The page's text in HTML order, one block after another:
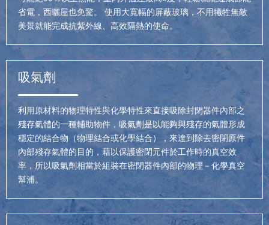
省電，西曬屋也免驚。 使用大寬幅的屏蔽玻璃，不用犧牲無敵
美景就能完成抗紫外線、高效隔熱的使命。
吸氣劑
利用原材料的物理特性與化學特性來直接吸除封閉器件內部之
殘存氣體的一種輔助物件，吸氣劑是以能夠與殘存的氣體形成
穩定的結合物（物理結合或化學結合），來達到除去密閉原件
內部殘存氣體的目的，藉以保護密閉元件於工作時的真空效
率，所以吸氣劑相當於組裝在密閉器件內部的物理－化學真空
幫浦。